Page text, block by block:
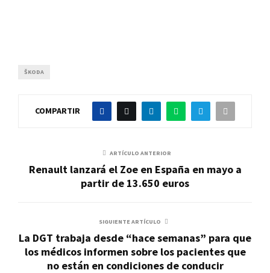
ŠKODA
COMPARTIR
ARTÍCULO ANTERIOR
Renault lanzará el Zoe en España en mayo a
partir de 13.650 euros
SIGUIENTE ARTÍCULO
La DGT trabaja desde “hace semanas” para que
los médicos informen sobre los pacientes que
no están en condiciones de conducir